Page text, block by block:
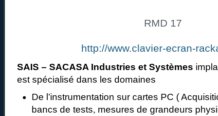
RMD 17
http://www.clavier-ecran-
SAIS – SACASA Industries et Systèmes
est spécialisé dans les domaines
De l’instrumentation sur cartes PC (
bancs de tests, mesures de grandeurs